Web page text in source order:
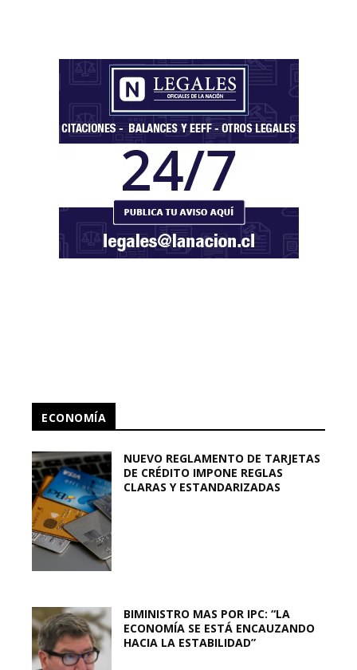
ECONOMÍA
NUEVO REGLAMENTO DE TARJETAS
DE CRÉDITO IMPONE REGLAS
CLARAS Y ESTANDARIZADAS
BIMINISTRO MAS POR IPC: “LA
ECONOMÍA SE ESTÁ ENCAUZANDO
HACIA LA ESTABILIDAD”